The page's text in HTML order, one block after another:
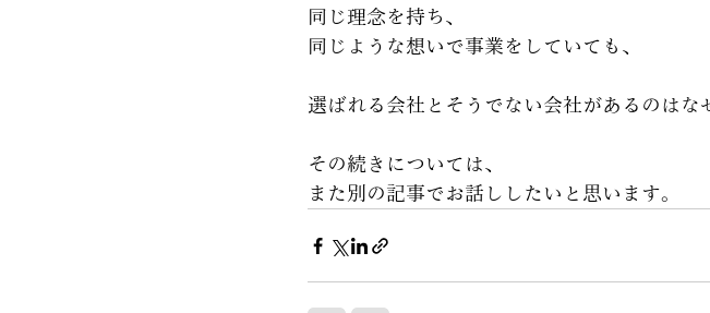
同じ理念を持ち、
同じような想いで事業をしていても、
選ばれる会社とそうでない会社があるのはな
その続きについては、
また別の記事でお話ししたいと思います。